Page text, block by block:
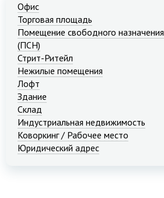
Офис
Торговая площадь
Помещение свободного назначения
(ПСН)
Стрит-Ритейл
Нежилые помещения
Лофт
Здание
Склад
Индустриальная недвижимость
Коворкинг / Рабочее место
Юридический адрес